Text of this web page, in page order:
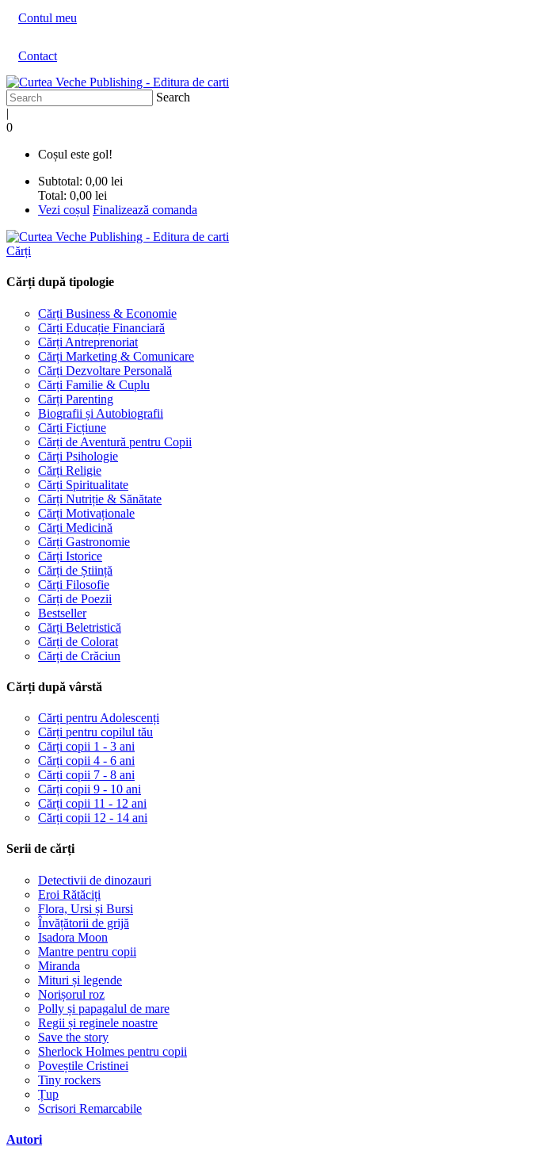
Contul meu
Contact
Search
|
0
Coșul este gol!
Subtotal: 0,00 lei
Total: 0,00 lei
Vezi coșul Finalizează comanda
Cărți
Cărți după tipologie
Cărți Business & Economie
Cărți Educație Financiară
Cărți Antreprenoriat
Cărți Marketing & Comunicare
Cărți Dezvoltare Personală
Cărți Familie & Cuplu
Cărți Parenting
Biografii și Autobiografii
Cărți Ficțiune
Cărți de Aventură pentru Copii
Cărți Psihologie
Cărți Religie
Cărți Spiritualitate
Cărți Nutriție & Sănătate
Cărți Motivaționale
Cărți Medicină
Cărți Gastronomie
Cărți Istorice
Cărți de Știință
Cărți Filosofie
Cărți de Poezii
Bestseller
Cărți Beletristică
Cărți de Colorat
Cărți de Crăciun
Cărți după vârstă
Cărți pentru Adolescenți
Cărți pentru copilul tău
Cărți copii 1 - 3 ani
Cărți copii 4 - 6 ani
Cărți copii 7 - 8 ani
Cărți copii 9 - 10 ani
Cărți copii 11 - 12 ani
Cărți copii 12 - 14 ani
Serii de cărți
Detectivii de dinozauri
Eroi Rătăciți
Flora, Ursi și Bursi
Învățătorii de grijă
Isadora Moon
Mantre pentru copii
Miranda
Mituri și legende
Norișorul roz
Polly și papagalul de mare
Regii și reginele noastre
Save the story
Sherlock Holmes pentru copii
Poveștile Cristinei
Tiny rockers
Țup
Scrisori Remarcabile
Autori